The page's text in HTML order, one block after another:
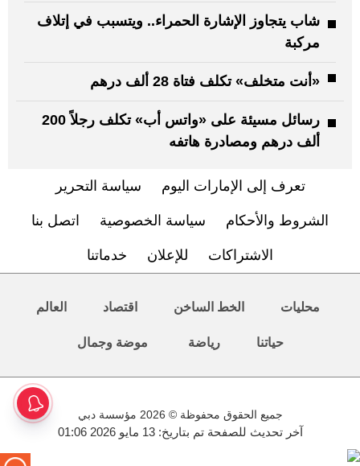
شاب يتجاوز الإشارة الحمراء.. ويتسبب في إتلاف
مركبة
«أنت متخلف» تكلف فتاة 28 ألف درهم
رسائل مسيئة على «واتس أب» تكلف رجلاً 200
ألف درهم ومصادرة هاتفه
تعرف إلى الإمارات اليوم سياسة التحرير
الشروط والأحكام سياسة الخصوصية اتصل بنا
الاشتراكات للإعلان خدماتنا
محليات الخط الساخن اقتصاد العالم
حياتنا رياضة موضة وجمال
جميع الحقوق محفوظة © 2026 مؤسسة دبي
آخر تحديث للصفحة تم بتاريخ: 13 مايو 2026 01:06